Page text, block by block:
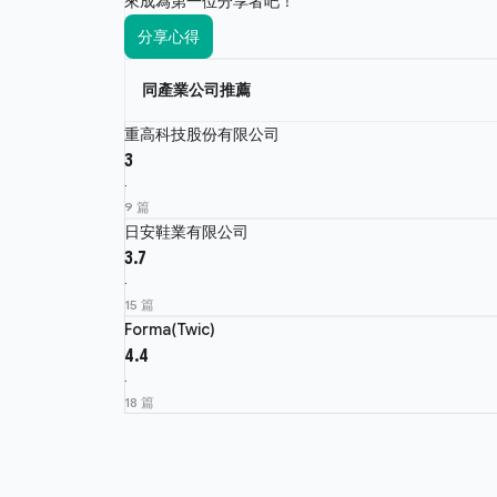
分享心得
同產業公司推薦
重高科技股份有限公司
3
·
9 篇
日安鞋業有限公司
3.7
·
15 篇
Forma(Twic)
4.4
·
18 篇